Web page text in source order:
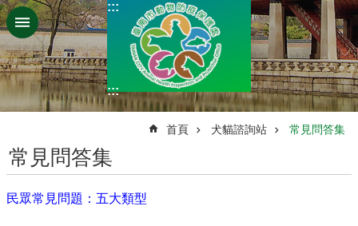
跳到主要內容區塊
:::
:::
首頁 犬貓諮詢站 常見問答集
常見問答集
民眾常見問題：五大類型